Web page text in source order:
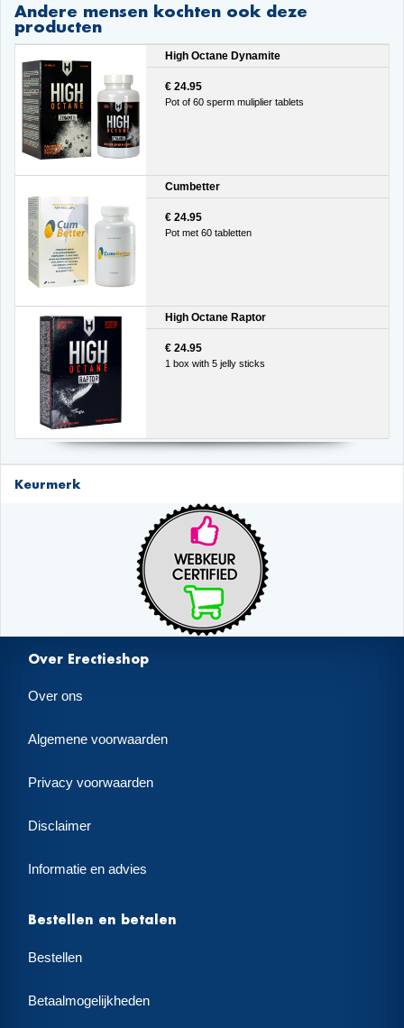
Andere mensen kochten ook deze
producten
High Octane Dynamite
€ 24.95
Pot of 60 sperm muliplier tablets
Cumbetter
€ 24.95
Pot met 60 tabletten
High Octane Raptor
€ 24.95
1 box with 5 jelly sticks
Keurmerk
Over Erectieshop
Over ons
Algemene voorwaarden
Privacy voorwaarden
Disclaimer
Informatie en advies
Bestellen en betalen
Bestellen
Betaalmogelijkheden